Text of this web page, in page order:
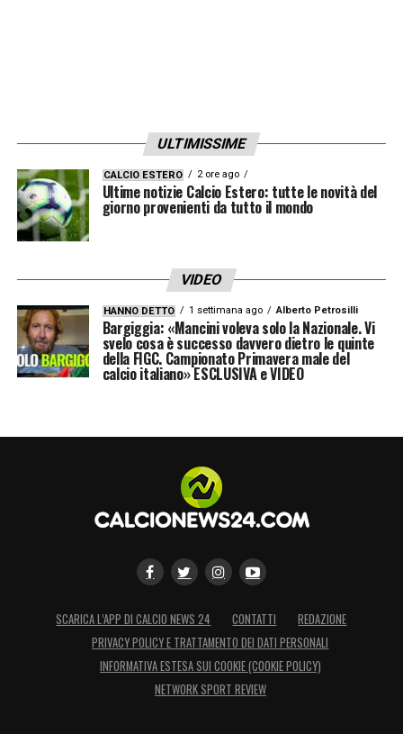
ULTIMISSIME
CALCIO ESTERO 2 ore ago
Ultime notizie Calcio Estero: tutte le novità del
giorno provenienti da tutto il mondo
VIDEO
HANNO DETTO 1 settimana ago Alberto Petrosilli
Bargiggia: «Mancini voleva solo la Nazionale. Vi
svelo cosa è successo davvero dietro le quinte
della FIGC. Campionato Primavera male del
calcio italiano» ESCLUSIVA e VIDEO
SCARICA L’APP DI CALCIO NEWS 24 CONTATTI
REDAZIONE
PRIVACY POLICY E TRATTAMENTO DEI DATI PERSONALI
INFORMATIVA ESTESA SUI COOKIE (COOKIE POLICY)
NETWORK SPORT REVIEW